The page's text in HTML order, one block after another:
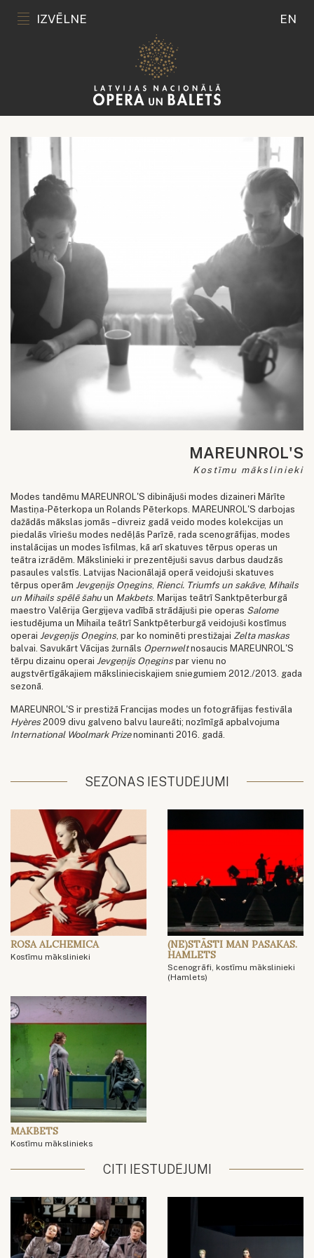
IZVĒLNE EN
MAREUNROL'S
Kostīmu mākslinieki
Modes tandēmu MAREUNROL'S dibinājuši modes dizaineri Mārīte
Mastiņa-Pēterkopa un Rolands Pēterkops. MAREUNROL'S darbojas
dažādās mākslas jomās – divreiz gadā veido modes kolekcijas un
piedalās vīriešu modes nedēļās Parīzē, rada scenogrāfijas, modes
instalācijas un modes īsfilmas, kā arī skatuves tērpus operas un
teātra izrādēm. Mākslinieki ir prezentējuši savus darbus daudzās
pasaules valstīs. Latvijas Nacionālajā operā veidojuši skatuves
tērpus operām Jevgeņijs Oņegins Rienci. Triumfs un sakāve, Mihails
un Mihails spēlē šahuun Makbets . Marijas teātrī Sanktpēterburgā
maestro Valērija Gergijeva vadībā strādājuši pie operas Salome
iestudējuma un Mihaila teātrī Sanktpēterburgā veidojuši kostīmus
operai Jevgeņijs Oņegins , par ko nominēti prestižajai Zelta maskas
balvai. Savukārt Vācijas žurnāls Opernweltnosaucis MAREUNROL'S
tērpu dizainu operai Jevgeņijs Oņegins par vienu no
augstvērtīgākajiem mākslinieciskajiem sniegumiem 2012./2013. gada
sezonā.
MAREUNROL'S ir prestižā Francijas modes un fotogrāfijas festivāla
Hyères 2009 divu galveno balvu laureāti; nozīmīgā apbalvojuma
International Woolmark Prizenominanti 2016. gadā.
SEZONAS IESTUDĒJUMI
ROSA ALCHEMICA
Kostīmu mākslinieki
(NE)STĀSTI MAN PASAKAS.
HAMLETS
Scenogrāfi, kostīmu mākslinieki
(Hamlets)
MAKBETS
Kostīmu mākslinieks
CITI IESTUDĒJUMI